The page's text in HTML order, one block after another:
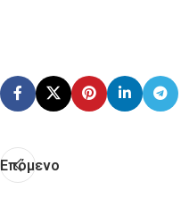
Επόμενο